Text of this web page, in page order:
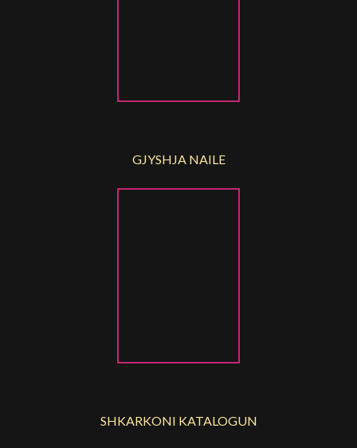
GJYSHJA NAILE
SHKARKONI KATALOGUN